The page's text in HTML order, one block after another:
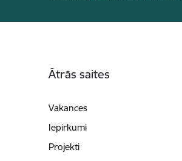
Ātrās saites
Vakances
Iepirkumi
Projekti